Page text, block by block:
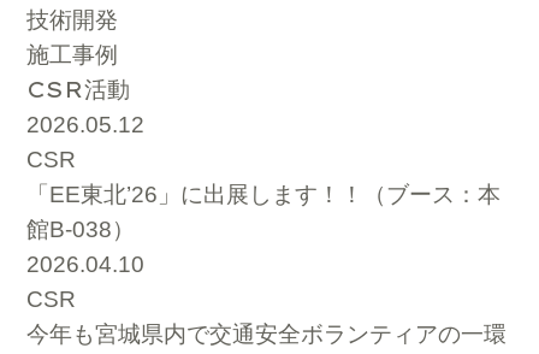
技術開発
施工事例
CSR活動
2026.05.12
CSR
「EE東北’26」に出展します！！（ブース：本
館B-038）
2026.04.10
CSR
今年も宮城県内で交通安全ボランティアの一環